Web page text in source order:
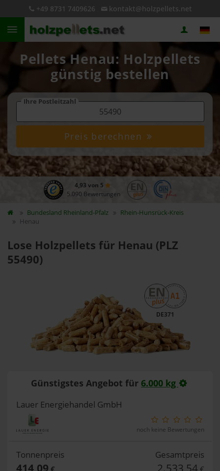
+49 8731 7409626 kontakt@holzpellets.net
Pellets Henau: Holzpellets
günstig bestellen
Ihre Postleitzahl
Preis berechnen
4,93 von 5
5.090 Bewertungen
Bundesland Rheinland-Pfalz
Rhein-Hunsrück-Kreis
Henau
Lose Holzpellets für Henau (PLZ
55490)
DE371
Günstigstes Angebot für 6.000 kg
Lauer Energiehandel GmbH
noch keine Bewertungen
Tonnenpreis
414,09
Gesamtpreis
2.533,54